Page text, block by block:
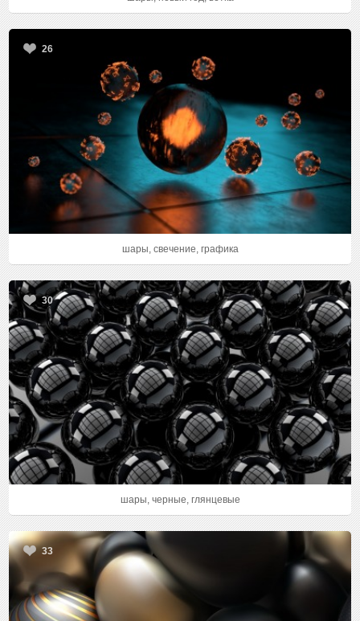
26
шары, свечение, графика
30
шары, черные, глянцевые
33